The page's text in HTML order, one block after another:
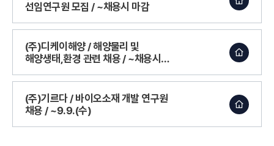
선임연구원 모집 / ~채용시 마감
(주)디케이해양 / 해양물리 및
해양생태,환경 관련 채용 / ~채용시
(주)기르다 / 바이오소재 개발 연구원
채용 / ~9.9.(수)